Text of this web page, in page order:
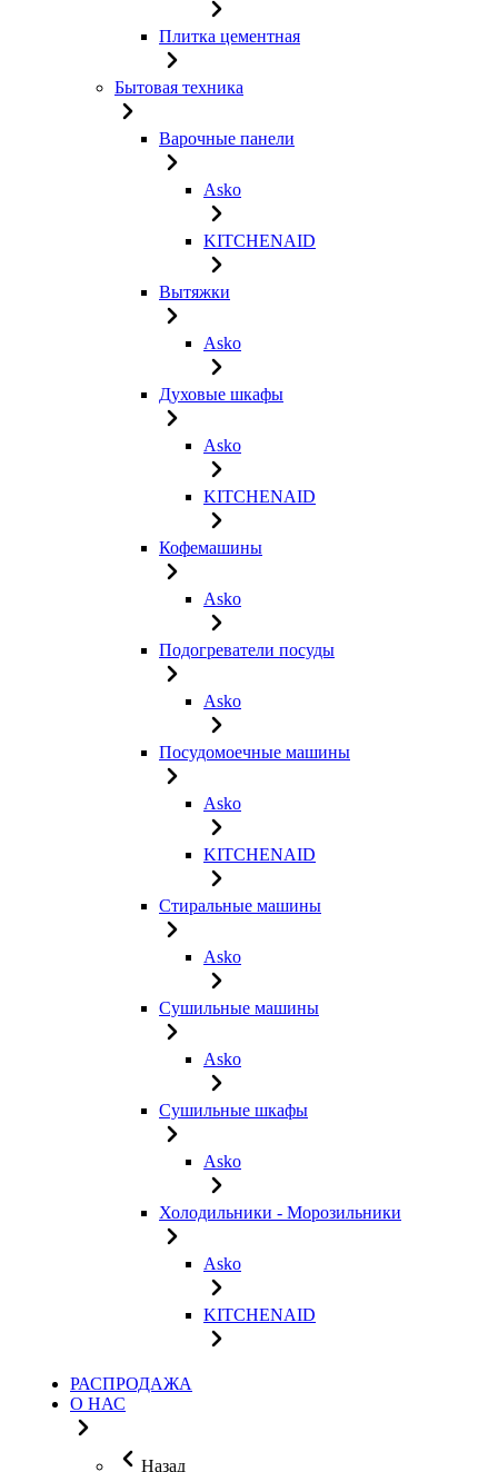
Плитка цементная
Бытовая техника
Варочные панели
Asko
KITCHENAID
Вытяжки
Asko
Духовые шкафы
Asko
KITCHENAID
Кофемашины
Asko
Подогреватели посуды
Asko
Посудомоечные машины
Asko
KITCHENAID
Стиральные машины
Asko
Сушильные машины
Asko
Сушильные шкафы
Asko
Холодильники - Морозильники
Asko
KITCHENAID
РАСПРОДАЖА
О НАС
Назад